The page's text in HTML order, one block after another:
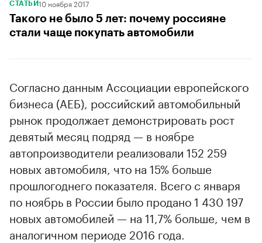
СТАТЬИ10 ноября 2017
Такого не было 5 лет: почему россияне
стали чаще покупать автомобили
Согласно данным Ассоциации европейского
бизнеса (АЕБ), российский автомобильный
рынок продолжает демонстрировать рост
девятый месяц подряд — в ноябре
автопроизводители реализовали 152 259
новых автомобиля, что на 15% больше
прошлогоднего показателя. Всего с января
по ноябрь в России было продано 1 430 197
новых автомобилей — на 11,7% больше, чем в
аналогичном периоде 2016 года.